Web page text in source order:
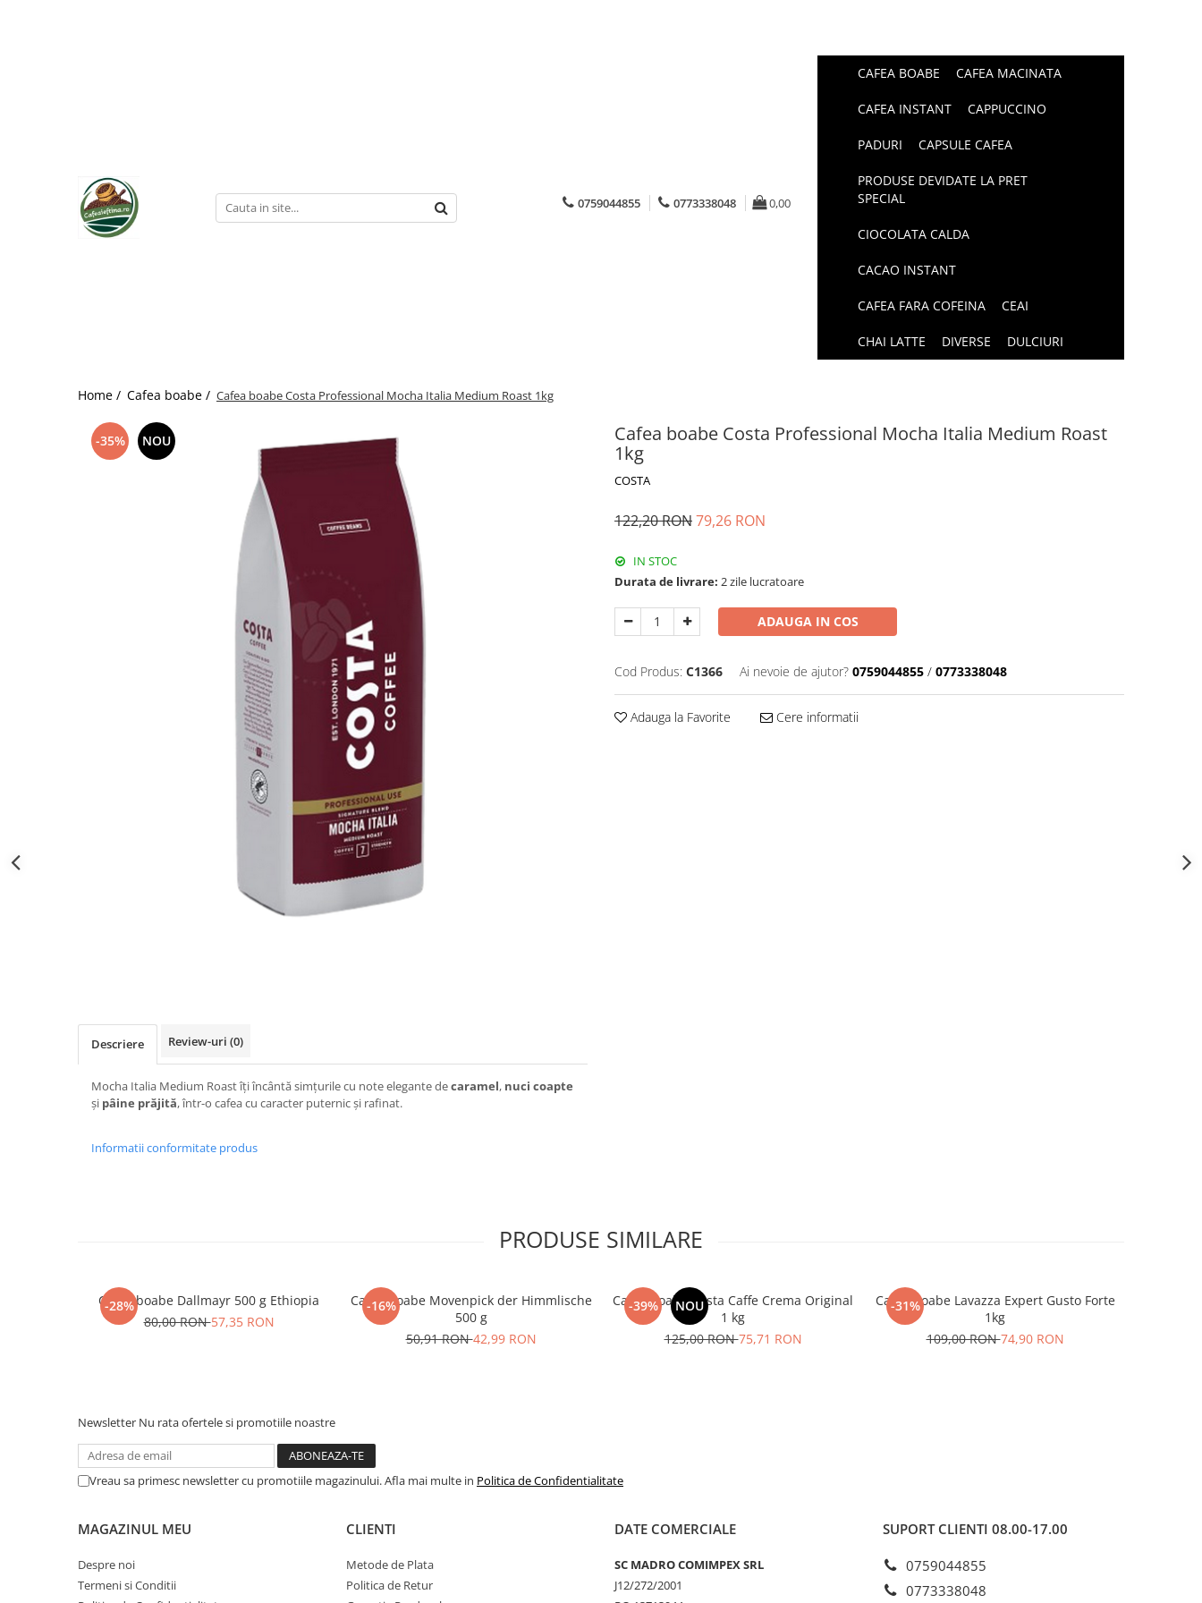
0759044855 0773338048 0,00
CAFEA BOABE CAFEA MACINATA
CAFEA INSTANT CAPPUCCINO
PADURI CAPSULE CAFEA
PRODUSE DEVIDATE LA PRET
SPECIAL
CIOCOLATA CALDA
CACAO INSTANT
CAFEA FARA COFEINA CEAI
CHAI LATTE DIVERSE DULCIURI
Home / Cafea boabe / Cafea boabe Costa Professional Mocha Italia Medium Roast 1kg
-35% NOU
Cafea boabe Costa Professional Mocha Italia Medium Roast
1kg
COSTA
122,20 RON79,26 RON
IN STOC
Durata de livrare: 2 zile lucratoare
ADAUGA IN COS
Cod Produs: C1366 Ai nevoie de ajutor? 0759044855 / 0773338048
Adauga la Favorite Cere informatii
Descriere Review-uri (0)
Mocha Italia Medium Roast îți încântă simțurile cu note elegante decaramel, nuci coapte
și pâine prăjită, într-o cafea cu caracter puternic și rafinat.
Informatii conformitate produs
PRODUSE SIMILARE
-28%
Cafea boabe Dallmayr 500 g Ethiopia
80,00 RON57,35 RON
-16%
Cafea boabe Movenpick der Himmlische
500 g
50,91 RON42,99 RON
-39% NOU
Cafea boabe Costa Caffe Crema Original
1 kg
125,00 RON75,71 RON
-31%
Cafea boabe Lavazza Expert Gusto Forte
1kg
109,00 RON74,90 RON
Newsletter Nu rata ofertele si promotiile noastre
Vreau sa primesc newsletter cu promotiile magazinului. Afla mai multe in Politica de Confidentialitate
MAGAZINUL MEU
Despre noi
Termeni si Conditii
CLIENTI
Metode de Plata
Politica de Retur
DATE COMERCIALE
SC MADRO COMIMPEX SRL
J12/272/2001
SUPORT CLIENTI 08.00-17.00
0759044855
0773338048